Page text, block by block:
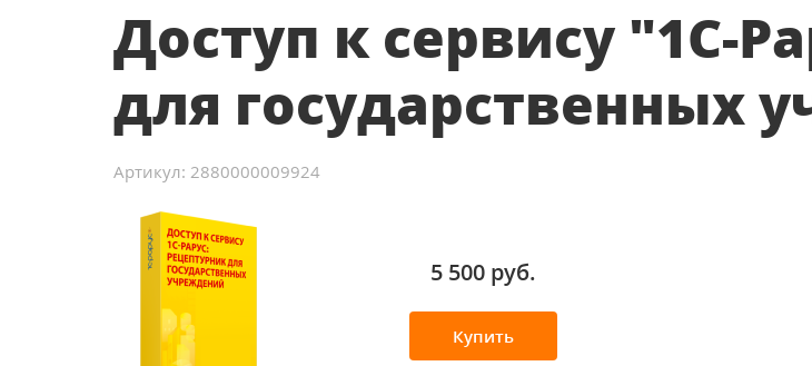
Доступ к сервису "1С-
для государственных
Артикул: 2880000009924
5 500 руб.
Купить